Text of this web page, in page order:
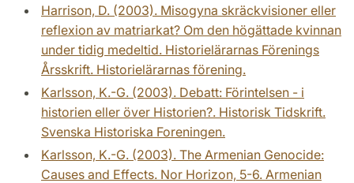
Harrison, D. (2003). Misogyna skräckvisioner eller
reflexion av matriarkat? Om den högättade kvinnan
under tidig medeltid. Historielärarnas Förenings
Årsskrift. Historielärarnas förening.
Karlsson, K.-G. (2003). Debatt: Förintelsen - i
historien eller över Historien?. Historisk Tidskrift.
Svenska Historiska Foreningen.
Karlsson, K.-G. (2003). The Armenian Genocide:
Causes and Effects. Nor Horizon, 5-6. Armenian